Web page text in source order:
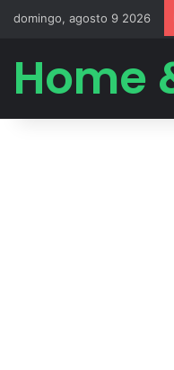
domingo, agosto 9 2026
Home